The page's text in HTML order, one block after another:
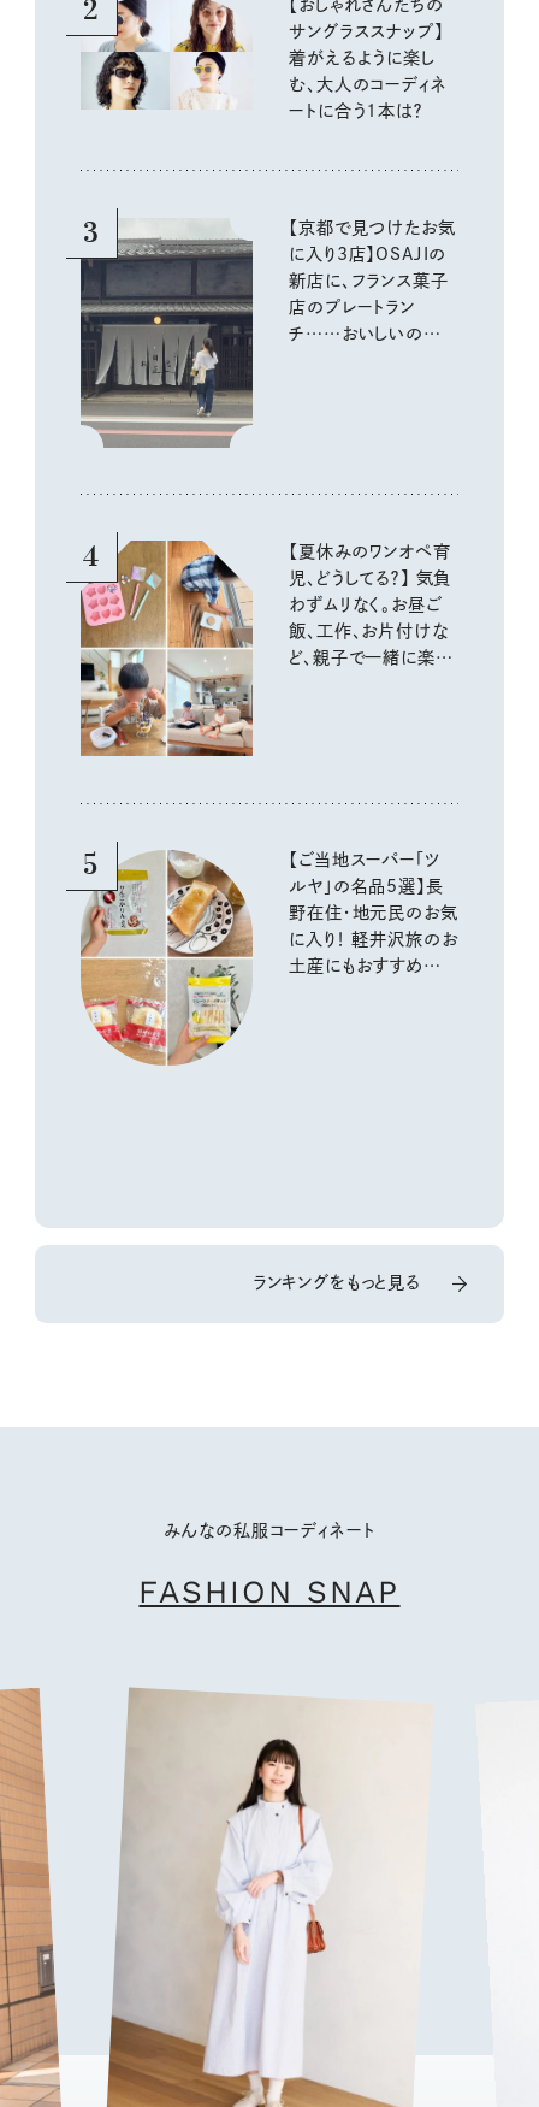
2
【おしゃれさんたちの
サングラススナップ】
着がえるように楽し
む、大人のコーディネ
ートに合う1本は？
3
【京都で見つけたお気
に入り3店】OSAJIの
新店に、フランス菓子
店のプレートラン
チ……おいしいのんび
4
【夏休みのワンオペ育
児、どうしてる？】 気負
わずムリなく。お昼ご
飯、工作、お片付けな
ど、親子で一緒に楽し
5
【ご当地スーパー「ツ
ルヤ」の名品5選】長
野在住・地元民のお気
に入り！ 軽井沢旅のお
土産にもおすすめのお
ランキングをもっと見る
みんなの私服コーディネート
FASHION SNAP